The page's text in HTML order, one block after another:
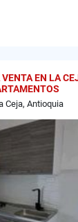
EN LA
Ceja, Antioquia